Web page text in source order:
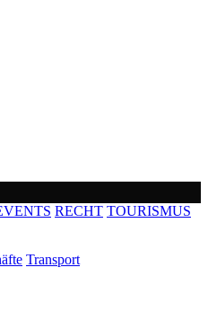
RECHT TOURISMUS
Transport